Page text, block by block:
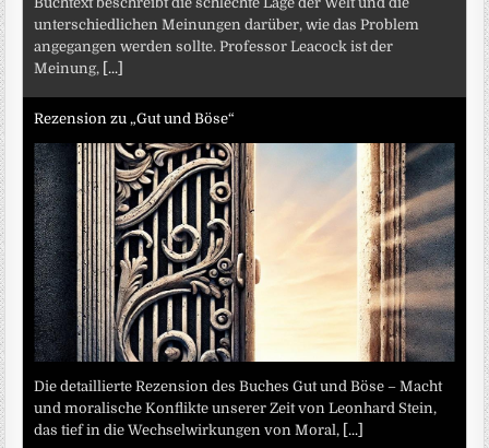
unterschiedlichen Meinungen darüber, wie das Problem
angegangen werden sollte. Professor Leacock ist der
Meinung,
[...]
Rezension zu „Gut und Böse“
Die detaillierte Rezension des Buches Gut und Böse – Macht
und moralische Konflikte unserer Zeit von Leonhard Stein,
das tief in die Wechselwirkungen von Moral,
[...]